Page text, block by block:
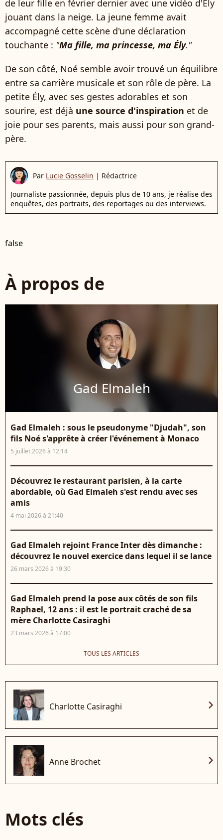
de leur fille en février dernier avec une vidéo d'Ély
jouant dans la neige. La jeune femme avait
accompagné cette scène d'une déclaration
touchante : "Ma fille, ma princesse, ma Ély."
De son côté, Noé semble avoir trouvé un équilibre
entre sa carrière musicale et son rôle de père. La
petite Ély, avec ses gestes adorables et son
sourire, est déjà une source d'inspiration et de
joie pour ses parents, mais aussi pour son grand-
père.
Par Lucie Gosselin | Rédactrice
Journaliste passionnée, depuis plus de 10 ans, je réalise des
enquêtes, des portraits, des reportages ou des interviews.
false
À propos de
Gad Elmaleh
Gad Elmaleh : sous le pseudonyme "Djudah", son
fils Noé s'apprête à créer l'événement à Monaco
5 juillet 2026 à 12:14
Découvrez le restaurant parisien, à la carte
abordable, où Gad Elmaleh s'est rendu avec ses
amis
4 mai 2026 à 21:40
Gad Elmaleh rejoint France Inter dès dimanche :
découvrez le nouvel exercice dans lequel il se lance
26 mars 2026 à 19:30
Gad Elmaleh prend la pose aux côtés de son fils
Raphael, 12 ans : il est le portrait craché de sa
mère Charlotte Casiraghi
23 mars 2026 à 17:00
TOUS LES ARTICLES
Charlotte Casiraghi chevron_right
Anne Brochet chevron_right
Mots clés